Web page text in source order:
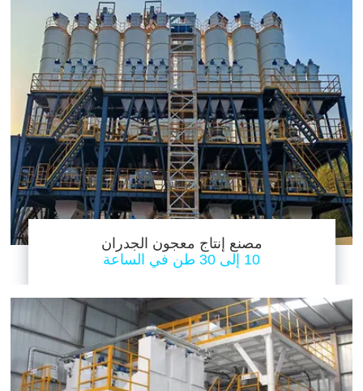
مصنع إنتاج معجون الجدران
10 إلى 30 طن في الساعة